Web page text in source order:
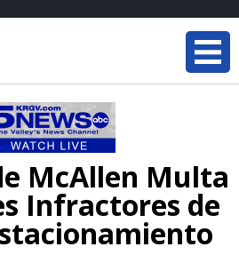
McAllen Multa
Infractores de